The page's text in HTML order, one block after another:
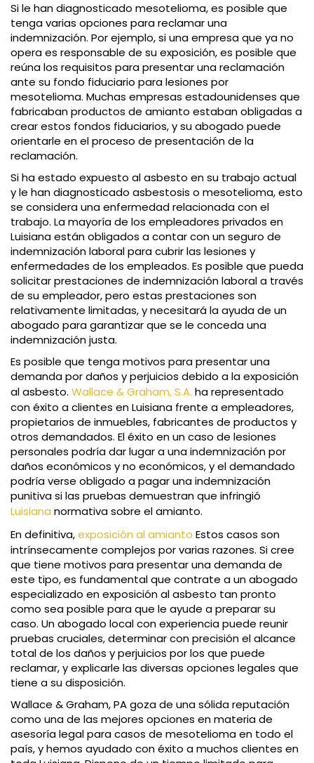
Si le han diagnosticado mesotelioma, es posible que
tenga varias opciones para reclamar una
indemnización. Por ejemplo, si una empresa que ya no
opera es responsable de su exposición, es posible que
reúna los requisitos para presentar una reclamación
ante su fondo fiduciario para lesiones por
mesotelioma. Muchas empresas estadounidenses que
fabricaban productos de amianto estaban obligadas a
crear estos fondos fiduciarios, y su abogado puede
orientarle en el proceso de presentación de la
reclamación.
Si ha estado expuesto al asbesto en su trabajo actual
y le han diagnosticado asbestosis o mesotelioma, esto
se considera una enfermedad relacionada con el
trabajo. La mayoría de los empleadores privados en
Luisiana están obligados a contar con un seguro de
indemnización laboral para cubrir las lesiones y
enfermedades de los empleados. Es posible que pueda
solicitar prestaciones de indemnización laboral a través
de su empleador, pero estas prestaciones son
relativamente limitadas, y necesitará la ayuda de un
abogado para garantizar que se le conceda una
indemnización justa.
Es posible que tenga motivos para presentar una
demanda por daños y perjuicios debido a la exposición
al asbesto. Wallace & Graham, S.A. ha representado
con éxito a clientes en Luisiana frente a empleadores,
propietarios de inmuebles, fabricantes de productos y
otros demandados. El éxito en un caso de lesiones
personales podría dar lugar a una indemnización por
daños económicos y no económicos, y el demandado
podría verse obligado a pagar una indemnización
punitiva si las pruebas demuestran que infringió
Luisiana normativa sobre el amianto.
En definitiva,exposición al amianto Estos casos son
intrínsecamente complejos por varias razones. Si cree
que tiene motivos para presentar una demanda de
este tipo, es fundamental que contrate a un abogado
especializado en exposición al asbesto tan pronto
como sea posible para que le ayude a preparar su
caso. Un abogado local con experiencia puede reunir
pruebas cruciales, determinar con precisión el alcance
total de los daños y perjuicios por los que puede
reclamar, y explicarle las diversas opciones legales que
tiene a su disposición.
Wallace & Graham, PA goza de una sólida reputación
como una de las mejores opciones en materia de
asesoría legal para casos de mesotelioma en todo el
país, y hemos ayudado con éxito a muchos clientes en